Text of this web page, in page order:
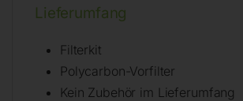
Lieferumfang
Filterkit
Polycarbon-Vorfilter
Kein Zubehör im Lieferumfang